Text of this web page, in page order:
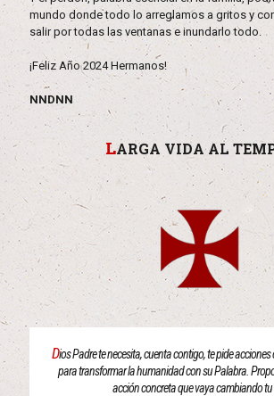
mundo donde todo lo arreglamos a gritos y
salir por todas las ventanas e inundarlo todo.
¡Feliz Año 2024 Hermanos!
NNDNN
LARGA VIDA AL
Dios Padre te necesita, cuenta contigo, te pide
para transformar la humanidad con su Palabra.
acción concreta que vaya cambiando tu